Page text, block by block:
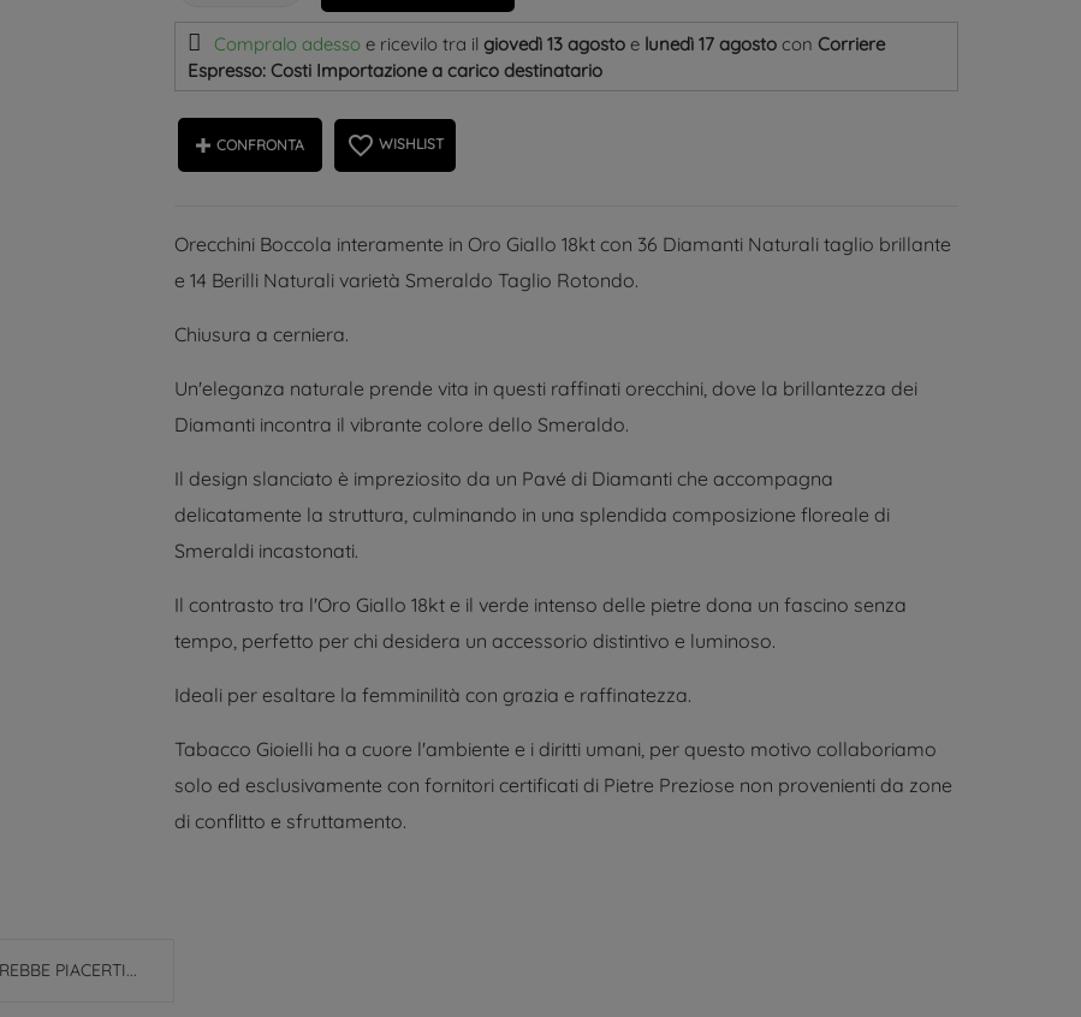
Compralo adesso e ricevilo tra il giovedì 13 agostoe lunedì 17 agosto con Corriere
Espresso: Costi Importazione a carico destinatario
CONFRONTA favorite_border WISHLIST
Orecchini Boccola interamente in Oro Giallo 18kt con 36 Diamanti Naturali taglio brillante
e 14 Berilli Naturali varietà Smeraldo Taglio Rotondo.
Chiusura a cerniera.
Un'eleganza naturale prende vita in questi raffinati orecchini, dove la brillantezza dei
Diamanti incontra il vibrante colore dello Smeraldo.
Il design slanciato è impreziosito da un Pavé di Diamanti che accompagna
delicatamente la struttura, culminando in una splendida composizione floreale di
Smeraldi incastonati.
Il contrasto tra l'Oro Giallo 18kt e il verde intenso delle pietre dona un fascino senza
tempo, perfetto per chi desidera un accessorio distintivo e luminoso.
Ideali per esaltare la femminilità con grazia e raffinatezza.
Tabacco Gioielli ha a cuore l'ambiente e i diritti umani, per questo motivo collaboriamo
solo ed esclusivamente con fornitori certificati di Pietre Preziose non provenienti da zone
di conflitto e sfruttamento.
PIACERTI...